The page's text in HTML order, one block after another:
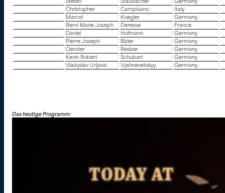
Stefan
Staudacher
Germany
Christopher
Campisano
Italy
Marcel
Koegler
Germany
Remi Marie Joseph
Deresse
France
Daniel
Hofmann
Germany
Pierre Joseph
Bizier
Germany
Oender
Resber
Germany
Kevin Robert
Schubart
Germany
Vladyslav Urijovic
Vyshnevetskyy Germany
Das heutige Programm: